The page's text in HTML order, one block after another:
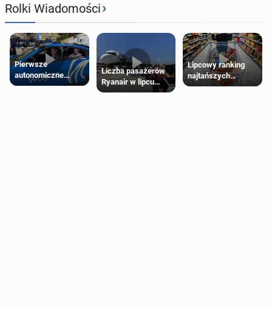
Rolki Wiadomości›
Pierwsze
autonomiczne
Ubery pojawią się
Liczba pasażerów
Ryanair w lipcu
pobiła rekord
Lipcowy ranking
najtańszych
supermarketów